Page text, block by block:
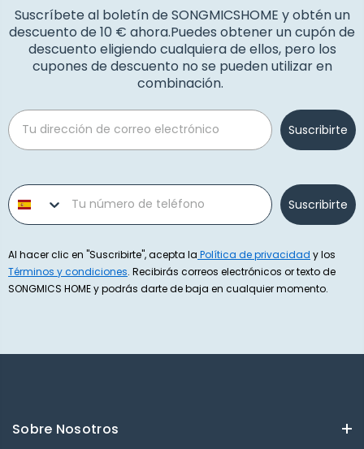
Suscríbete al boletín de SONGMICSHOME y obtén un
descuento de 10 € ahora.Puedes obtener un cupón de
descuento eligiendo cualquiera de ellos, pero los
cupones de descuento no se pueden utilizar en
combinación.
Email
Suscribirte
Phone number
Suscribirte
Al hacer clic en "Suscribirte", acepta la Política de privacidad y los
Términos y condiciones. Recibirás correos electrónicos or texto de
SONGMICS HOME y podrás darte de baja en cualquier momento.
Sobre Nosotros